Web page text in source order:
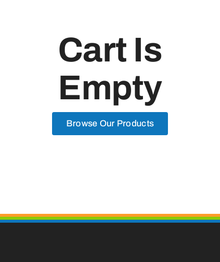
Cart Is
Empty
Browse Our Products